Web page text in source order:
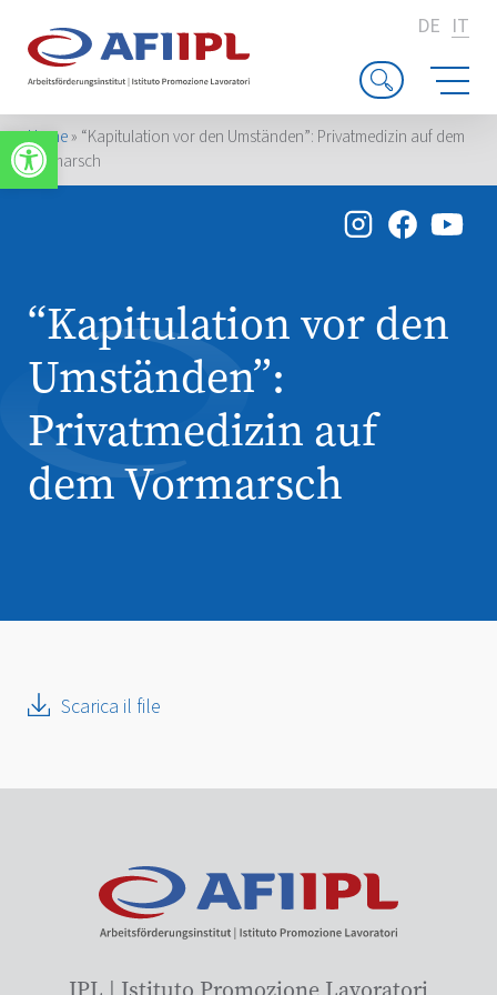
Apri la barra degli strumenti
DE IT
Home» “Kapitulation vor den Umständen”: Privatmedizin auf dem
Vormarsch
“Kapitulation vor den
Umständen”:
Privatmedizin auf
dem Vormarsch
Scarica il file